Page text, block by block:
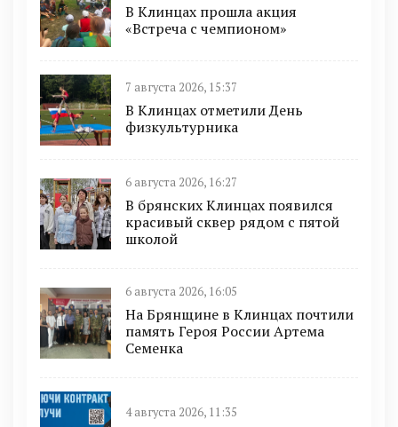
В Клинцах прошла акция
«Встреча с чемпионом»
7 августа 2026, 15:37
В Клинцах отметили День
физкультурника
6 августа 2026, 16:27
В брянских Клинцах появился
красивый сквер рядом с пятой
школой
6 августа 2026, 16:05
На Брянщине в Клинцах почтили
память Героя России Артема
Семенка
4 августа 2026, 11:35